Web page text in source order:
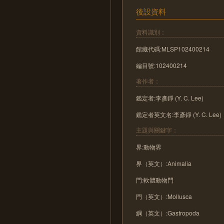
後設資料
資料識別：
館藏代碼:MLSP102400214
編目號:102400214
著作者：
鑑定者:李彥錚 (Y. C. Lee)
鑑定者英文名:李彥錚 (Y. C. Lee)
主題與關鍵字：
界:動物界
界（英文）:Animalia
門:軟體動物門
門（英文）:Mollusca
綱（英文）:Gastropoda